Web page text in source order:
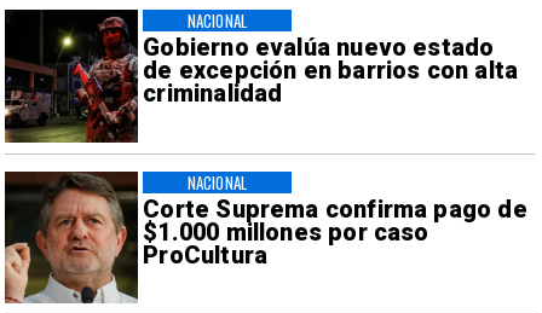
Gobierno evalúa nuevo estado
de excepción en barrios con alta
criminalidad
NACIONAL
Corte Suprema confirma pago de
$1.000 millones por caso
ProCultura
NACIONAL